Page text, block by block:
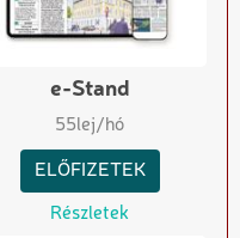
e-Stand
55lej/hó
ELŐFIZETEK
Részletek